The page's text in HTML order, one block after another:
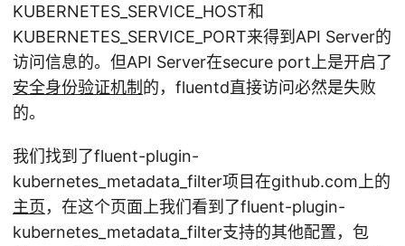
KUBERNETES_SERVICE_HOST和
KUBERNETES_SERVICE_PORT来得到API Server的
访问信息的。但API Server在secure port上是开启了
安全身份验证机制 的，fluentd直接访问必然是失败
的。
我们找到了fluent-plugin-
kubernetes_metadata_filter项目在github.com上的
主页，在这个页面上我们看到了fluent-plugin-
kubernetes_metadata_filter支持的其他配置，包